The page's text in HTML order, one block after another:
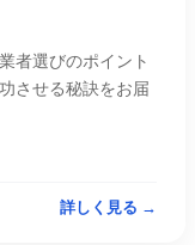
者選びのポイント
させる秘訣をお届
詳しく見る →